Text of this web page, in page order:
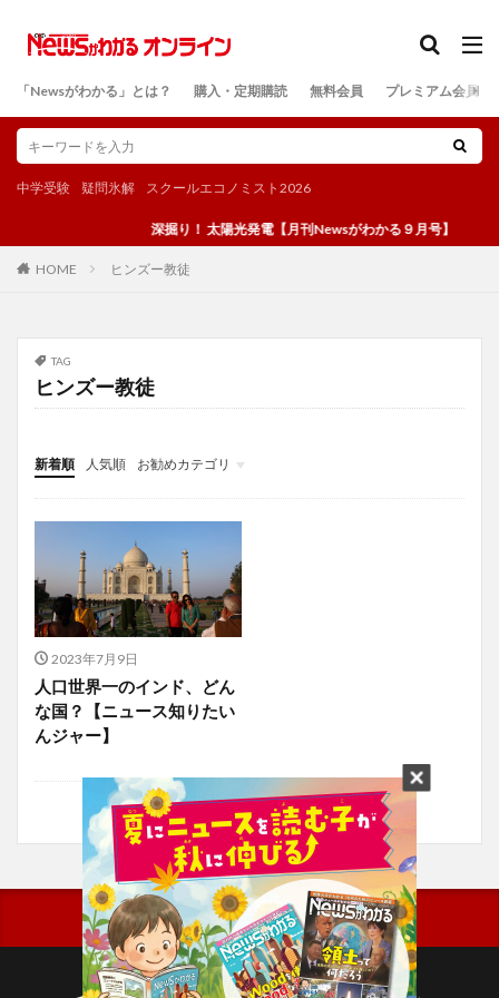
「Newsがわかる」とは？ 購入・定期購読 無料会員 プレミアム会員
中学受験 疑問氷解 スクールエコノミスト2026
深掘り！ 太陽光発電【月刊Newsがわかる９月号】
HOME ヒンズー教徒
TAG
ヒンズー教徒
新着順 人気順
お勧めカテゴリ
投稿
学び
マンガ
電子書籍
2023年7月9日
人口世界一のインド、どん
な国？【ニュース知りたい
んジャー】
検索